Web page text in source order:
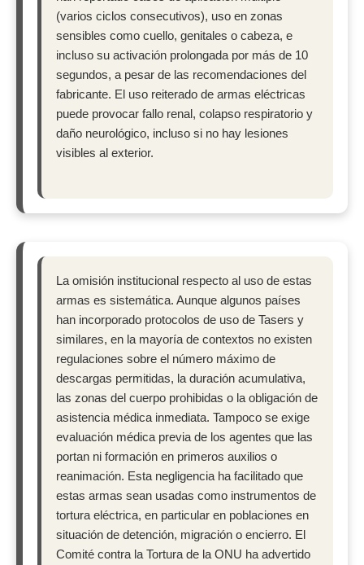
(varios ciclos consecutivos), uso en zonas
sensibles como cuello, genitales o cabeza, e
incluso su activación prolongada por más de 10
segundos, a pesar de las recomendaciones del
fabricante. El uso reiterado de armas eléctricas
puede provocar fallo renal, colapso respiratorio y
daño neurológico, incluso si no hay lesiones
visibles al exterior.
La omisión institucional respecto al uso de estas
armas es sistemática. Aunque algunos países
han incorporado protocolos de uso de Tasers y
similares, en la mayoría de contextos no existen
regulaciones sobre el número máximo de
descargas permitidas, la duración acumulativa,
las zonas del cuerpo prohibidas o la obligación de
asistencia médica inmediata. Tampoco se exige
evaluación médica previa de los agentes que las
portan ni formación en primeros auxilios o
reanimación. Esta negligencia ha facilitado que
estas armas sean usadas como instrumentos de
tortura eléctrica, en particular en poblaciones en
situación de detención, migración o encierro. El
Comité contra la Tortura de la ONU ha advertido